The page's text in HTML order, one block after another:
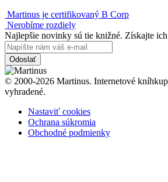
Martinus je certifikovaný B Corp
Nerobíme rozdiely
Najlepšie novinky sú tie knižné. Získajte
Odoslať
© 2000-2026 Martinus. Internetové
vyhradené.
Nastaviť cookies
Ochrana súkromia
Obchodné podmienky